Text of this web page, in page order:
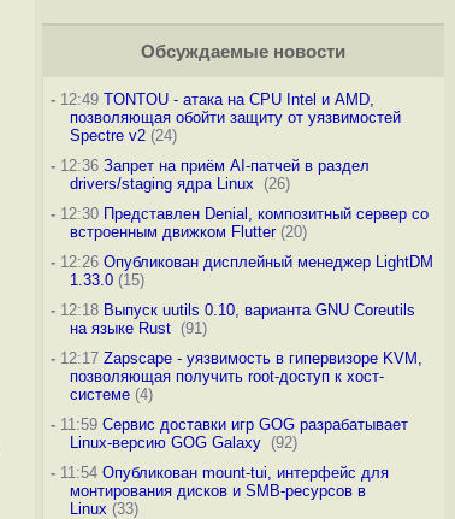
Обсуждаемые новости
-12:49 TONTOU - атака на CPU Intel и AMD,
позволяющая обойти защиту от уязвимостей
Spectre v2(24)
-12:36 Запрет на приём AI-патчей в раздел
drivers/staging ядра Linux
(26)
-12:30 Представлен Denial, композитный сервер со
встроенным движком Flutter(20)
-12:26 Опубликован дисплейный менеджер LightDM
1.33.0(15)
-12:18 Выпуск uutils 0.10, варианта GNU Coreutils
на языке Rust (91)
-12:17 Zapscape - уязвимость в гипервизоре KVM,
позволяющая получить root-доступ к хост-
системе(4)
-11:59 Сервис доставки игр GOG разрабатывает
Linux-версию GOG Galaxy (92)
-11:54 Опубликован mount-tui, интерфейс для
монтирования дисков и SMB-ресурсов в
Linux (33)